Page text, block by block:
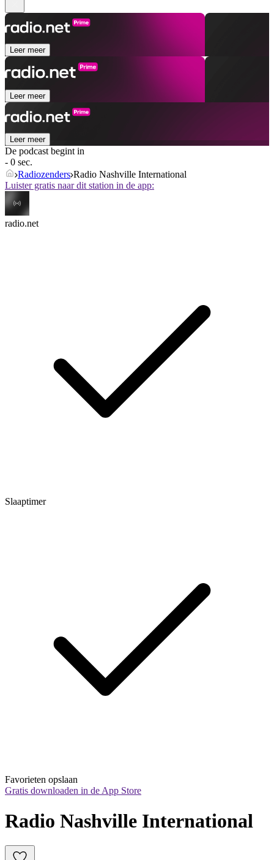
Leer meer
Leer meer
Leer meer
De podcast begint in
- 0 sec.
Radiozenders Radio Nashville International
Luister gratis naar dit station in de app:
radio.net
Slaaptimer
Favorieten opslaan
Gratis downloaden in de App Store
Radio Nashville International